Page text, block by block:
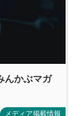
んかぶマガ
メディア掲載情報